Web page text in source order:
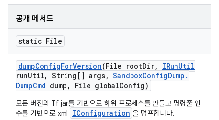
공개 메서드
static File
dumpConfigForVersion(File rootDir, IRunUtil
runUtil , String[] args, SandboxConfigDump .
DumpCmd dump , File globalConfig)
모든 버전의 Tf jar를 기반으로 하위 프로세스를 만들고 명령줄 인
수를 기반으로 xml
IConfiguration 을 덤프합니다.